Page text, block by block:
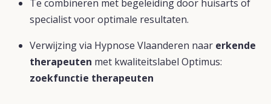
Te combineren met begeleiding door huisarts of
specialist voor optimale resultaten.
Verwijzing via Hypnose Vlaanderen naar erkende
therapeuten met kwaliteitslabel Optimus:
zoekfunctie therapeuten